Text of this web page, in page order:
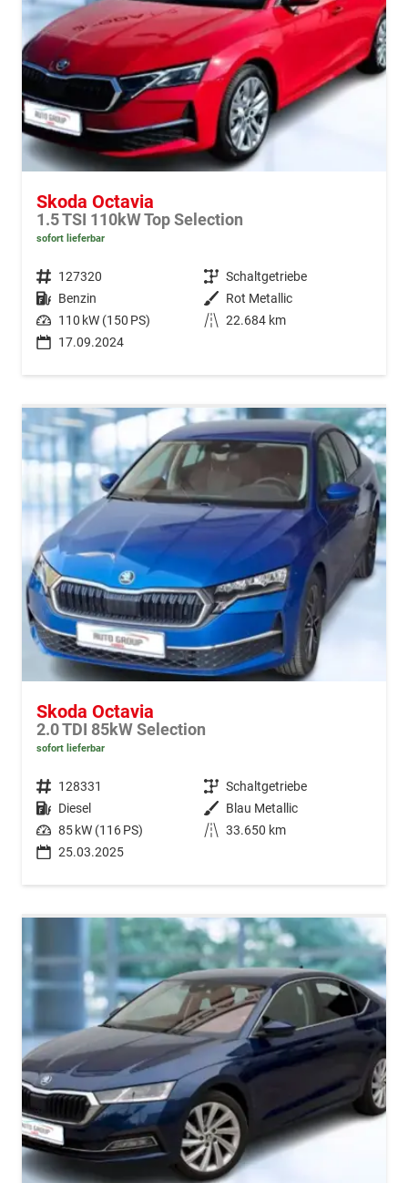
Skoda Octavia
1.5 TSI 110kW Top Selection
sofort lieferbar
Fahrzeugnr. 127320 Getriebe Schaltgetriebe
Kraftstoff Benzin Außenfarbe Rot Metallic
Leistung 110 kW (150 PS) Kilometerstand 22.684 km
17.09.2024
Skoda Octavia
2.0 TDI 85kW Selection
sofort lieferbar
Fahrzeugnr. 128331 Getriebe Schaltgetriebe
Kraftstoff Diesel Außenfarbe Blau Metallic
Leistung 85 kW (116 PS) Kilometerstand 33.650 km
25.03.2025